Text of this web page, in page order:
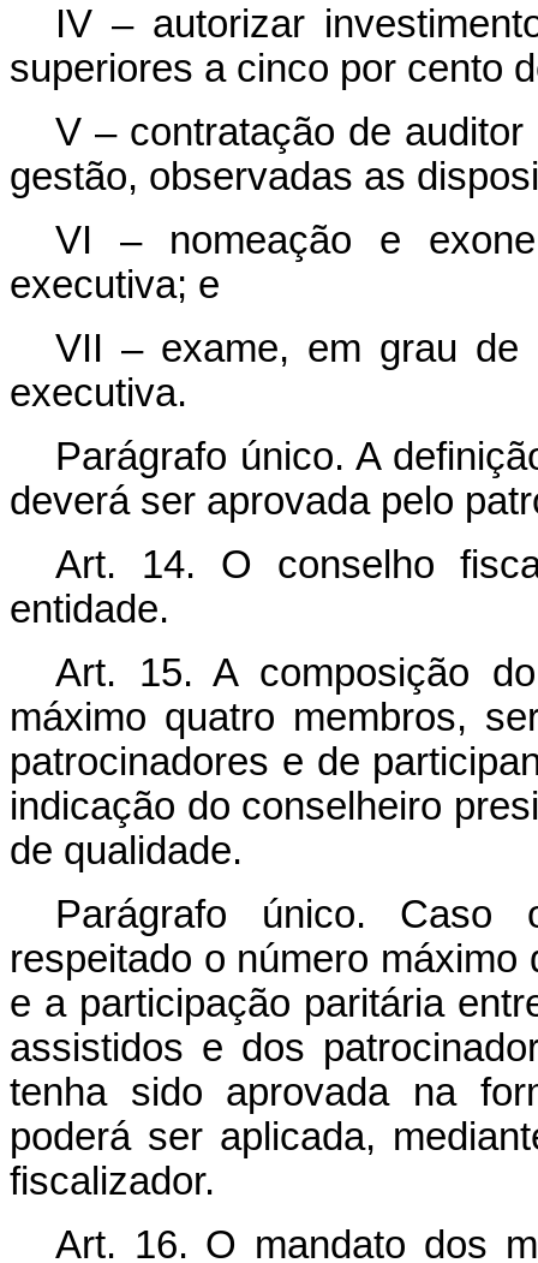
IV – autorizar
superiores a cinco por cento
V – contratação de
gestão, observadas as
VI – nomeação e
executiva; e
VII – exame, em grau de
executiva.
Parágrafo único. A
deverá ser aprovada pelo
Art. 14. O conselho
entidade.
Art. 15. A composição
máximo quatro membros,
patrocinadores e de
indicação do conselheiro
de qualidade.
Parágrafo único. Caso
respeitado o número
e a participação paritária
assistidos e dos
tenha sido aprovada na
poderá ser aplicada,
fiscalizador.
Art. 16. O mandato dos